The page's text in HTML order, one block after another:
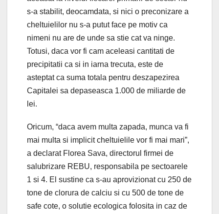
s-a stabilit, deocamdata, si nici o preconizare a
cheltuielilor nu s-a putut face pe motiv ca
nimeni nu are de unde sa stie cat va ninge.
Totusi, daca vor fi cam aceleasi cantitati de
precipitatii ca si in iarna trecuta, este de
asteptat ca suma totala pentru deszapezirea
Capitalei sa depaseasca 1.000 de miliarde de
lei.
Oricum, “daca avem multa zapada, munca va fi
mai multa si implicit cheltuielile vor fi mai mari”,
a declarat Florea Sava, directorul firmei de
salubrizare REBU, responsabila pe sectoarele
1 si 4. El sustine ca s-au aprovizionat cu 250 de
tone de clorura de calciu si cu 500 de tone de
safe cote, o solutie ecologica folosita in caz de